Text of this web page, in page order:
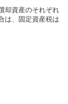
却資産のそれぞれ
は、固定資産税は